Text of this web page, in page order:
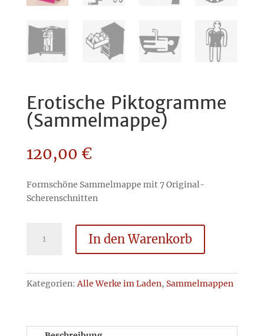
Erotische Piktogramme
(Sammelmappe)
120,00 €
Formschöne Sammelmappe mit 7 Original-
Scherenschnitten
Piktogramme
(Sammelmappe)
In den Warenkorb
Kategorien:Alle Werke im Laden, Sammelmappen